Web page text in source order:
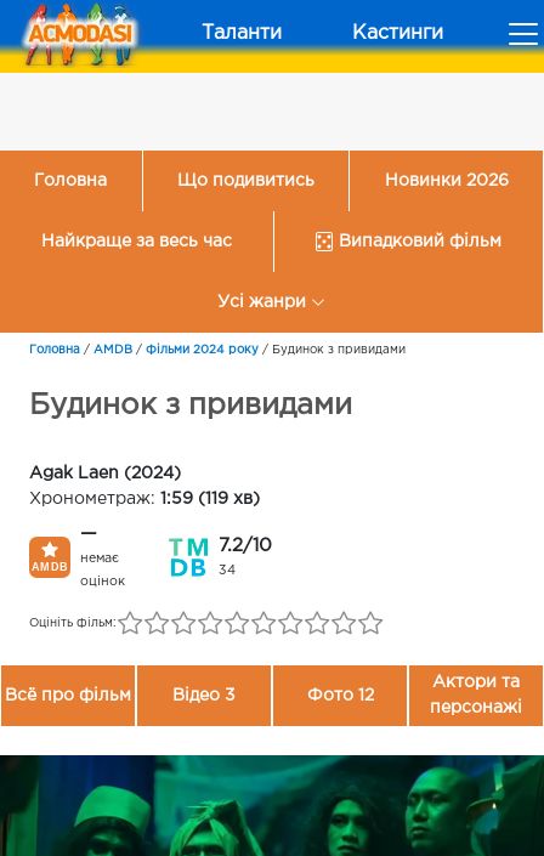
Таланти Кастинги
Головна Що подивитись Новинки 2026
Найкраще за весь час Випадковий фільм
Усі жанри
Головна / AMDB / Фільми 2024 року / Будинок з привидами
Будинок з привидами
Agak Laen (2024)
Хронометраж: 1:59 (119 хв)
—
немає
оцінок
7.2/10
34
Оцініть фільм:
Всё про фільм Відео 3 Фото 12
Актори та
персонажі